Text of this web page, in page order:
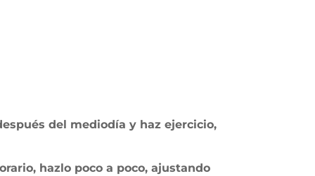
del mediodía y haz ejercicio,
hazlo poco a poco, ajustando